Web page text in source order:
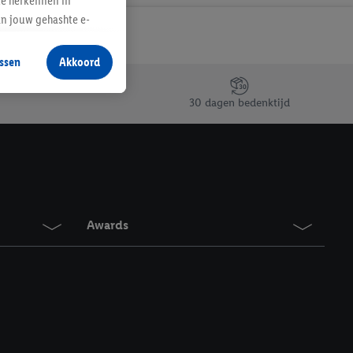
30 dagen bedenktijd
Awards
jouw gehashte e-
producten waarin je
te plaatsen
verschillende
kunnen worden
vergelijkbare
in te
Akkoord